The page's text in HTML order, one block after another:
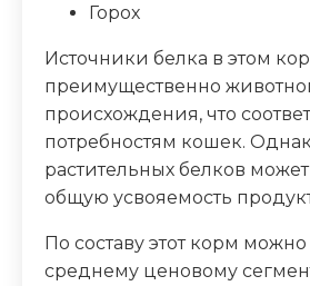
Горох
Источники белка в этом
преимущественно
происхождения, что
потребностям кошек.
растительных белков
общую усвояемость
По составу этот корм можно
среднему ценовому